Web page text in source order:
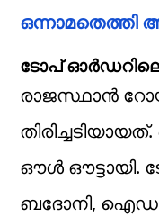
ഒന്നാമതെത്തി
ടോപ്
രാജസ്ഥാന്‍
ഔള്‍ ഔട്ടായി.
ബദോനി, ഐഡന്‍